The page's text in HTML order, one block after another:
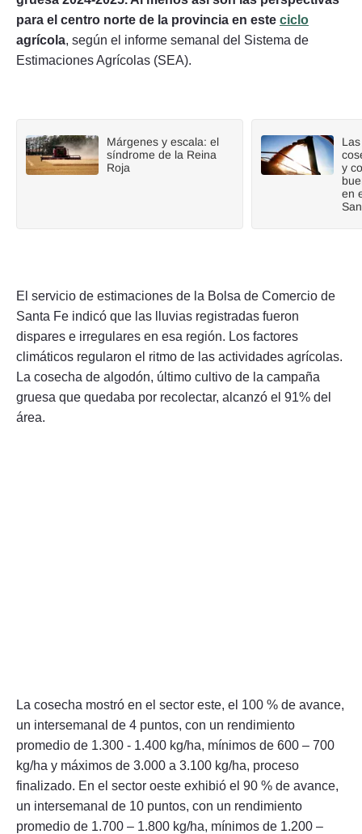
para el centro norte de la provincia en este ciclo
agrícola, según el informe semanal del Sistema de
Estimaciones Agrícolas (SEA).
Márgenes y escala: el
síndrome de la Reina
Roja
y
en
El servicio de estimaciones de la Bolsa de Comercio de
Santa Fe indicó que las lluvias registradas fueron
dispares e irregulares en esa región. Los factores
climáticos regularon el ritmo de las actividades agrícolas.
La cosecha de algodón, último cultivo de la campaña
gruesa que quedaba por recolectar, alcanzó el 91% del
área.
La cosecha mostró en el sector este, el 100 % de avance,
un intersemanal de 4 puntos, con un rendimiento
promedio de 1.300 - 1.400 kg/ha, mínimos de 600 – 700
kg/ha y máximos de 3.000 a 3.100 kg/ha, proceso
finalizado. En el sector oeste exhibió el 90 % de avance,
un intersemanal de 10 puntos, con un rendimiento
promedio de 1.700 – 1.800 kg/ha, mínimos de 1.200 –